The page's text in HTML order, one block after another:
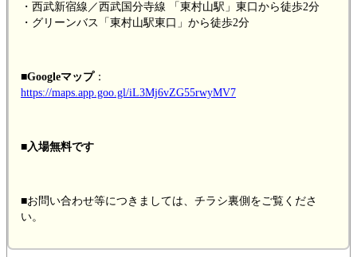
・西武新宿線／西武国分寺線 「 東村山駅」東口から徒歩2分
・グリーンバス「東村山駅東口」から徒歩2分
■Googleマップ：
https://maps.app.goo.gl/iL3Mj6vZG55rwyMV7
■入場無料です
■お問い合わせ等につきましては、チラシ裏側をご覧くださ
い。